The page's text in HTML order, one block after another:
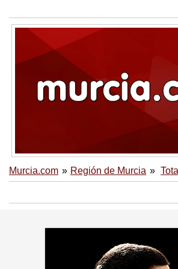
Murcia.com Región de Murcia